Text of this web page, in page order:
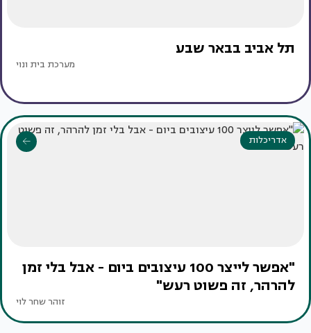
תל אביב בבאר שבע
מערכת בית ונוי
אדריכלות
"אפשר לייצר 100 עיצובים ביום - אבל בלי זמן
להרהר, זה פשוט רעש"
זוהר שחר לוי